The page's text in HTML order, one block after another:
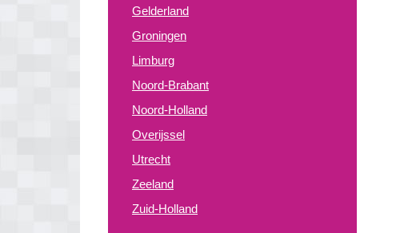
Gelderland
Groningen
Limburg
Noord-Brabant
Noord-Holland
Overijssel
Utrecht
Zeeland
Zuid-Holland